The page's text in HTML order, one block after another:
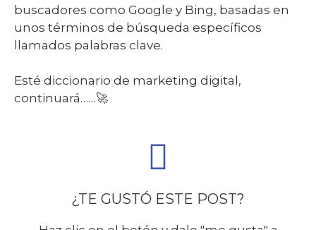
buscadores como Google y Bing, basadas en
unos términos de búsqueda específicos
llamados palabras clave.
Esté diccionario de marketing digital,
continuará……🚀
¿TE GUSTÓ ESTE POST?